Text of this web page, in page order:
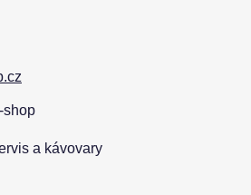
shop
a kávovary